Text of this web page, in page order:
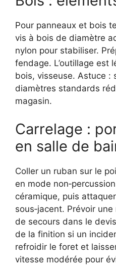
Pour panneaux et bois
vis à bois de diamètre
nylon pour stabiliser.
fendage. L’outillage est
bois, visseuse. Astuce :
diamètres standards
magasin.
Carrelage :
en salle de
Coller un ruban sur le
en mode
céramique, puis
sous‑jacent. Prévoir
de secours dans le
de la finition si un
refroidir le foret et
vitesse modérée pour